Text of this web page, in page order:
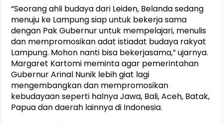
“Seorang ahli budaya dari Leiden, Belanda sedang
menuju ke Lampung siap untuk bekerja sama
dengan Pak Gubernur untuk mempelajari, menulis
dan mempromosikan adat istiadat budaya rakyat
Lampung. Mohon nanti bisa bekerjasama,” ujarnya.
Margaret Kartomi meminta agar pemerintahan
Gubernur Arinal Nunik lebih giat lagi
mengembangkan dan mempromosikan
kebudayaan seperti halnya Jawa, Bali, Aceh, Batak,
Papua dan daerah lainnya di Indonesia.